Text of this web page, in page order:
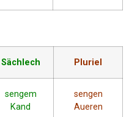
Sächlech Pluriel
sengem
Kand
sengen
Aueren